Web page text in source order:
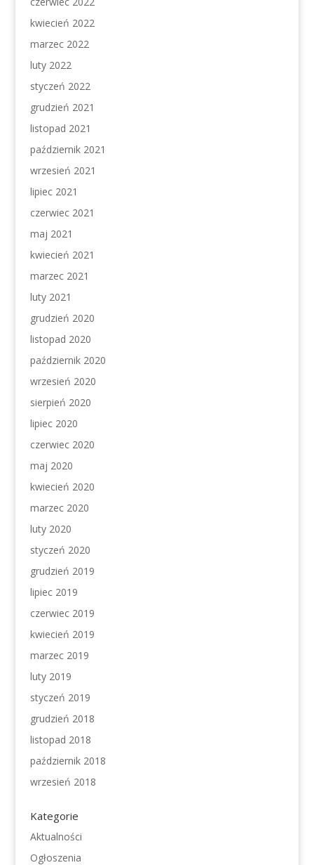
kwiecień 2022
marzec 2022
luty 2022
styczeń 2022
grudzień 2021
listopad 2021
październik 2021
wrzesień 2021
lipiec 2021
czerwiec 2021
maj 2021
kwiecień 2021
marzec 2021
luty 2021
grudzień 2020
listopad 2020
październik 2020
wrzesień 2020
sierpień 2020
lipiec 2020
czerwiec 2020
maj 2020
kwiecień 2020
marzec 2020
luty 2020
styczeń 2020
grudzień 2019
lipiec 2019
czerwiec 2019
kwiecień 2019
marzec 2019
luty 2019
styczeń 2019
grudzień 2018
listopad 2018
październik 2018
wrzesień 2018
Kategorie
Aktualności
Ogłoszenia